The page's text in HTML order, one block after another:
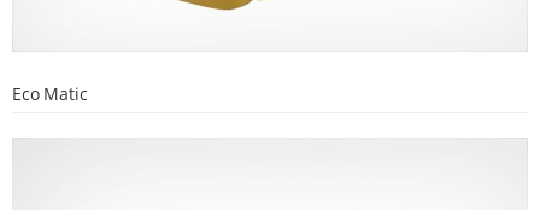
Eco Matic